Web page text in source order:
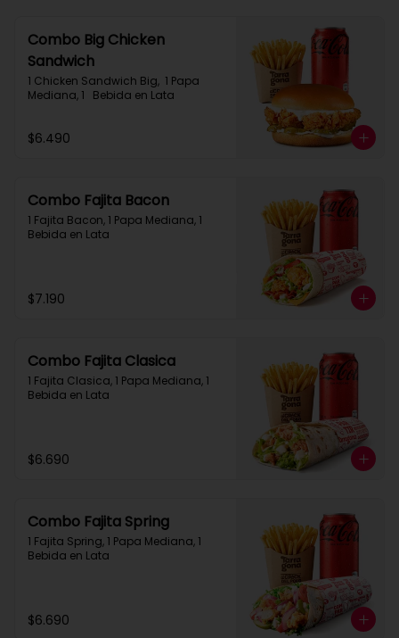
Combo Big Chicken
Sandwich
1 Chicken Sandwich Big,  1 Papa
Mediana, 1   Bebida en Lata
$6.490
Combo Fajita Bacon
1 Fajita Bacon, 1 Papa Mediana, 1
Bebida en Lata
$7.190
Combo Fajita Clasica
1 Fajita Clasica, 1 Papa Mediana, 1
Bebida en Lata
$6.690
Combo Fajita Spring
1 Fajita Spring, 1 Papa Mediana, 1
Bebida en Lata
$6.690